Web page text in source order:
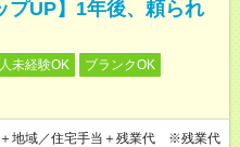
プUP】1年後、頼られ
未経験OK
ブランクOK
地域／住宅手当＋残業代 ※残業代